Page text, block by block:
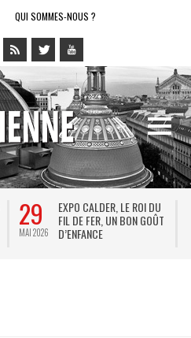
QUI SOMMES-NOUS ?
29
MAI 2026
EXPO CALDER, LE ROI DU
FIL DE FER, UN BON GOÛT
D’ENFANCE